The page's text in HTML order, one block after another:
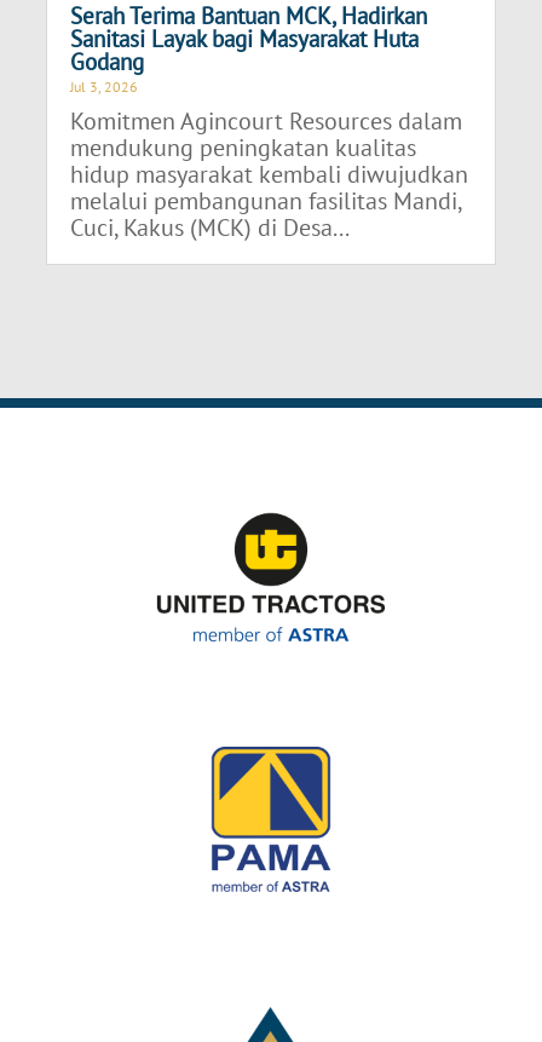
Serah Terima Bantuan MCK, Hadirkan
Sanitasi Layak bagi Masyarakat Huta
Godang
Jul 3, 2026
Komitmen Agincourt Resources dalam
mendukung peningkatan kualitas
hidup masyarakat kembali diwujudkan
melalui pembangunan fasilitas Mandi,
Cuci, Kakus (MCK) di Desa...